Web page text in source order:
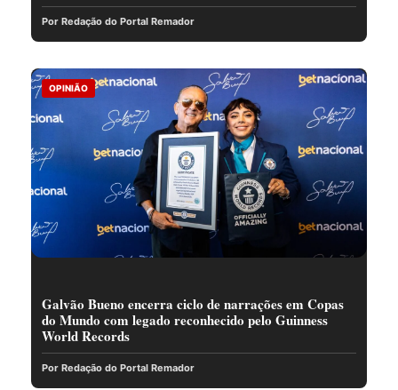
Por Redação do Portal Remador
OPINIÃO
Galvão Bueno encerra ciclo de narrações em Copas
do Mundo com legado reconhecido pelo Guinness
World Records
Por Redação do Portal Remador